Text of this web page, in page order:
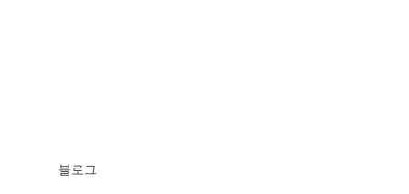
블로그